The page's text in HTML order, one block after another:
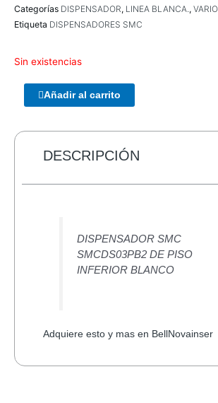
Categorías DISPENSADOR, LINEA BLANCA.,
Etiqueta DISPENSADORES SMC
Sin existencias
ENCLOUSER
TERRAX
SATA
cantidad
Añadir al carrito
DESCRIPCIÓN
DISPENSADOR SMC
SMCDS03PB2 DE PISO
INFERIOR BLANCO
Adquiere esto y mas en BellNovainser